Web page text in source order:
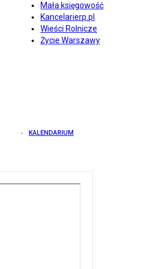
Mała księgowość
Kancelarierp.pl
Wieści Rolnicze
Życie Warszawy
KALENDARIUM